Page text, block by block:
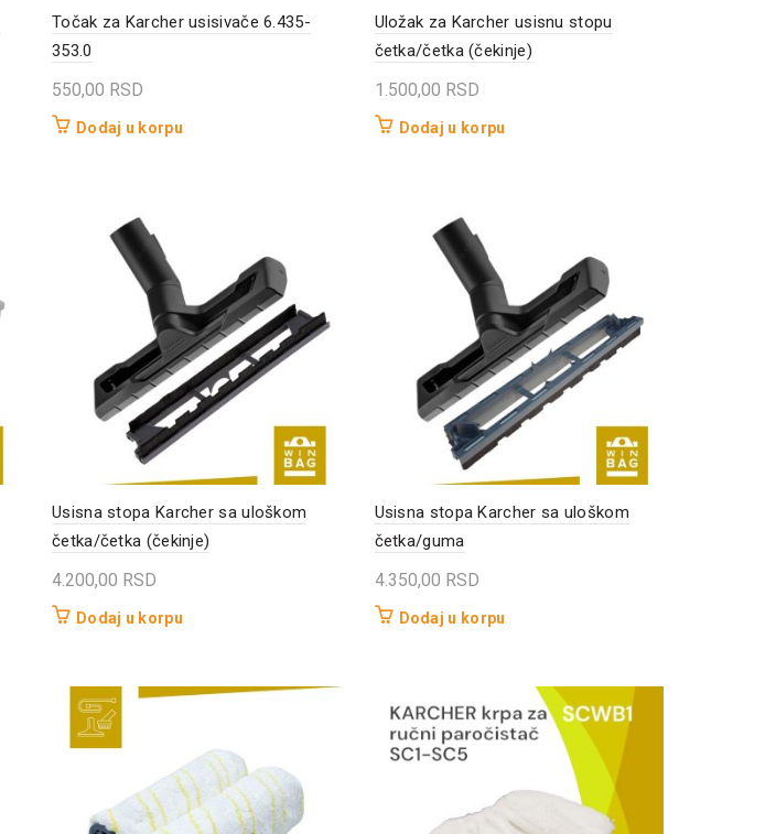
Točak za Karcher usisivače 6.435-
353.0
550,00 RSD
Dodaj u korpu
Uložak za Karcher usisnu stopu
četka/četka (čekinje)
1.500,00 RSD
Dodaj u korpu
Usisna stopa Karcher sa uloškom
četka/četka (čekinje)
4.200,00 RSD
Dodaj u korpu
Usisna stopa Karcher sa uloškom
četka/guma
4.350,00 RSD
Dodaj u korpu